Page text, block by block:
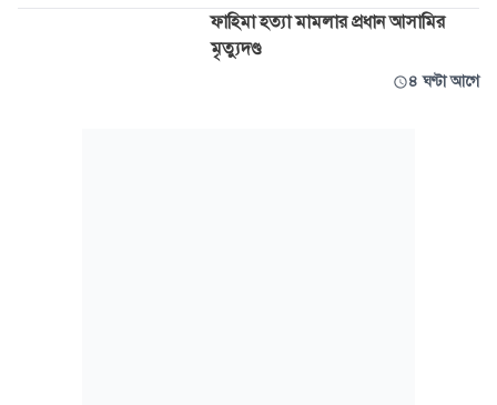
ফাহিমা হত্যা মামলার প্রধান আসামির
মৃত্যুদণ্ড
৪ ঘণ্টা আগে